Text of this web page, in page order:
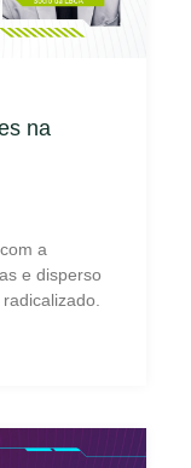
na
a
e disperso